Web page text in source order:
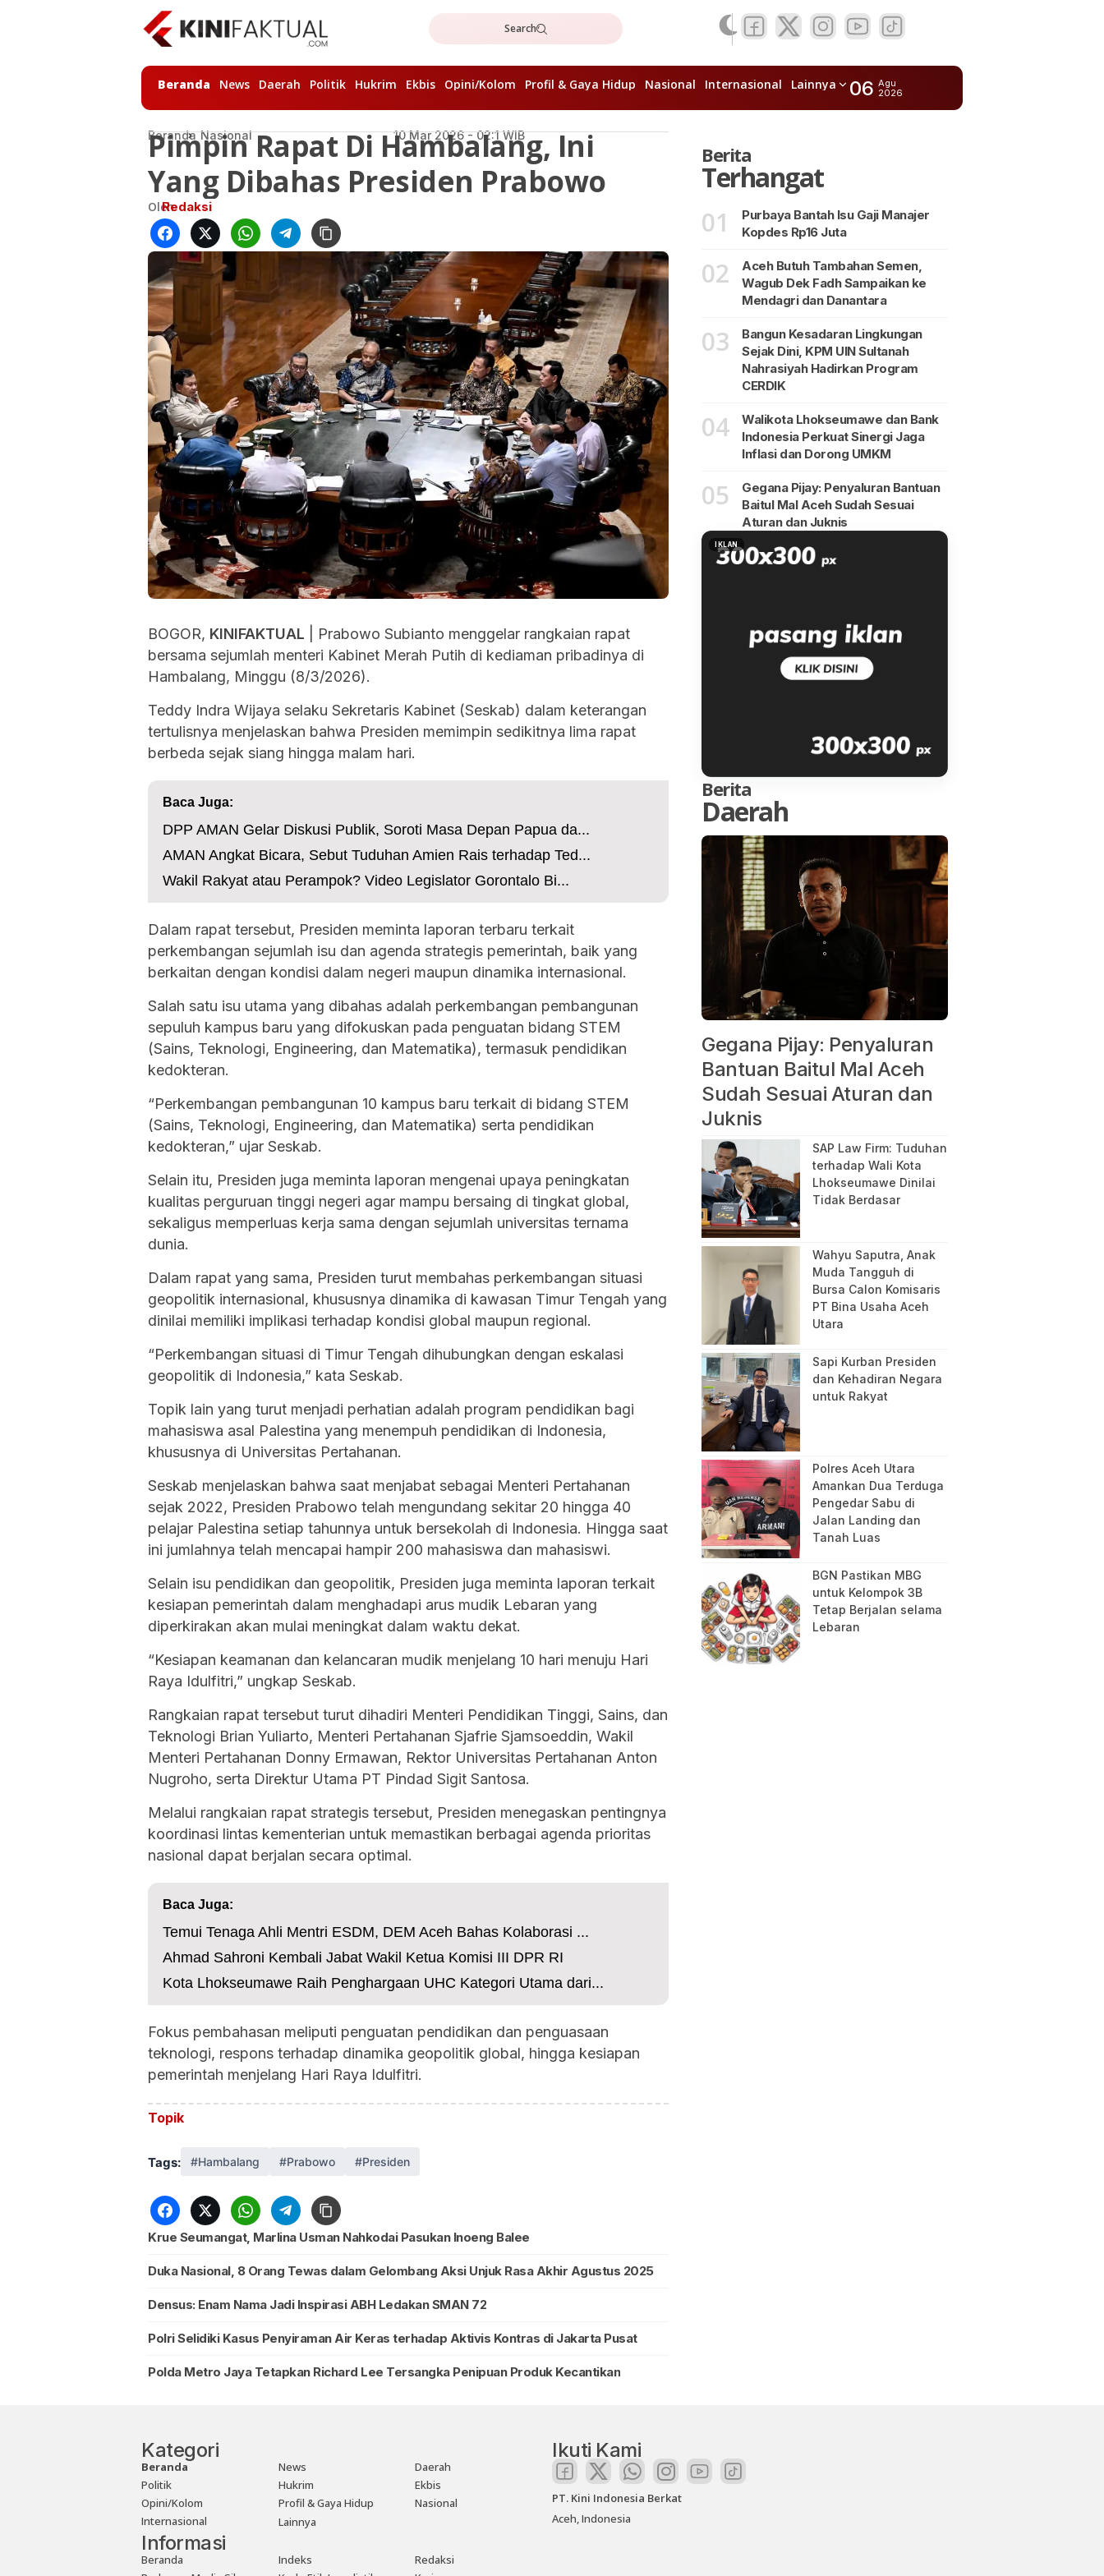
Search
Beranda News Daerah Politik Hukrim Ekbis Opini/Kolom Profil & Gaya Hidup Nasional Internasional Lainnya 06 Agu
2026
Beranda Nasional 10 Mar 2026 - 02:1 WIB
Pimpin Rapat Di Hambalang, Ini
Yang Dibahas Presiden Prabowo
OlehRedaksi
BOGOR, KINIFAKTUAL | Prabowo Subianto menggelar rangkaian rapat
bersama sejumlah menteri Kabinet Merah Putih di kediaman pribadinya di
Hambalang, Minggu (8/3/2026).
Teddy Indra Wijaya selaku Sekretaris Kabinet (Seskab) dalam keterangan
tertulisnya menjelaskan bahwa Presiden memimpin sedikitnya lima rapat
berbeda sejak siang hingga malam hari.
Baca Juga:
DPP AMAN Gelar Diskusi Publik, Soroti Masa Depan Papua da...
AMAN Angkat Bicara, Sebut Tuduhan Amien Rais terhadap Ted...
Wakil Rakyat atau Perampok? Video Legislator Gorontalo Bi...
Dalam rapat tersebut, Presiden meminta laporan terbaru terkait
perkembangan sejumlah isu dan agenda strategis pemerintah, baik yang
berkaitan dengan kondisi dalam negeri maupun dinamika internasional.
Salah satu isu utama yang dibahas adalah perkembangan pembangunan
sepuluh kampus baru yang difokuskan pada penguatan bidang STEM
(Sains, Teknologi, Engineering, dan Matematika), termasuk pendidikan
kedokteran.
“Perkembangan pembangunan 10 kampus baru terkait di bidang STEM
(Sains, Teknologi, Engineering, dan Matematika) serta pendidikan
kedokteran,” ujar Seskab.
Selain itu, Presiden juga meminta laporan mengenai upaya peningkatan
kualitas perguruan tinggi negeri agar mampu bersaing di tingkat global,
sekaligus memperluas kerja sama dengan sejumlah universitas ternama
dunia.
Dalam rapat yang sama, Presiden turut membahas perkembangan situasi
geopolitik internasional, khususnya dinamika di kawasan Timur Tengah yang
dinilai memiliki implikasi terhadap kondisi global maupun regional.
“Perkembangan situasi di Timur Tengah dihubungkan dengan eskalasi
geopolitik di Indonesia,” kata Seskab.
Topik lain yang turut menjadi perhatian adalah program pendidikan bagi
mahasiswa asal Palestina yang menempuh pendidikan di Indonesia,
khususnya di Universitas Pertahanan.
Seskab menjelaskan bahwa saat menjabat sebagai Menteri Pertahanan
sejak 2022, Presiden Prabowo telah mengundang sekitar 20 hingga 40
pelajar Palestina setiap tahunnya untuk bersekolah di Indonesia. Hingga saat
ini jumlahnya telah mencapai hampir 200 mahasiswa dan mahasiswi.
Selain isu pendidikan dan geopolitik, Presiden juga meminta laporan terkait
kesiapan pemerintah dalam menghadapi arus mudik Lebaran yang
diperkirakan akan mulai meningkat dalam waktu dekat.
“Kesiapan keamanan dan kelancaran mudik menjelang 10 hari menuju Hari
Raya Idulfitri,” ungkap Seskab.
Rangkaian rapat tersebut turut dihadiri Menteri Pendidikan Tinggi, Sains, dan
Teknologi Brian Yuliarto, Menteri Pertahanan Sjafrie Sjamsoeddin, Wakil
Menteri Pertahanan Donny Ermawan, Rektor Universitas Pertahanan Anton
Nugroho, serta Direktur Utama PT Pindad Sigit Santosa.
Melalui rangkaian rapat strategis tersebut, Presiden menegaskan pentingnya
koordinasi lintas kementerian untuk memastikan berbagai agenda prioritas
nasional dapat berjalan secara optimal.
Baca Juga:
Temui Tenaga Ahli Mentri ESDM, DEM Aceh Bahas Kolaborasi ...
Ahmad Sahroni Kembali Jabat Wakil Ketua Komisi III DPR RI
Kota Lhokseumawe Raih Penghargaan UHC Kategori Utama dari...
Fokus pembahasan meliputi penguatan pendidikan dan penguasaan
teknologi, respons terhadap dinamika geopolitik global, hingga kesiapan
pemerintah menjelang Hari Raya Idulfitri.
Topik
Tags: #Hambalang #Prabowo #Presiden
Krue Seumangat, Marlina Usman Nahkodai Pasukan Inoeng Balee
Duka Nasional, 8 Orang Tewas dalam Gelombang Aksi Unjuk Rasa Akhir Agustus 2025
Densus: Enam Nama Jadi Inspirasi ABH Ledakan SMAN 72
Polri Selidiki Kasus Penyiraman Air Keras terhadap Aktivis Kontras di Jakarta Pusat
Polda Metro Jaya Tetapkan Richard Lee Tersangka Penipuan Produk Kecantikan
Berita
Terhangat
01
Purbaya Bantah Isu Gaji Manajer
Kopdes Rp16 Juta
02
Aceh Butuh Tambahan Semen,
Wagub Dek Fadh Sampaikan ke
Mendagri dan Danantara
03
Bangun Kesadaran Lingkungan
Sejak Dini, KPM UIN Sultanah
Nahrasiyah Hadirkan Program
CERDIK
04
Walikota Lhokseumawe dan Bank
Indonesia Perkuat Sinergi Jaga
Inflasi dan Dorong UMKM
05
Gegana Pijay: Penyaluran Bantuan
Baitul Mal Aceh Sudah Sesuai
Aturan dan Juknis
IKLAN
Berita
Daerah
Gegana Pijay: Penyaluran
Bantuan Baitul Mal Aceh
Sudah Sesuai Aturan dan
Juknis
SAP Law Firm: Tuduhan
terhadap Wali Kota
Lhokseumawe Dinilai
Tidak Berdasar
Wahyu Saputra, Anak
Muda Tangguh di
Bursa Calon Komisaris
PT Bina Usaha Aceh
Utara
Sapi Kurban Presiden
dan Kehadiran Negara
untuk Rakyat
Polres Aceh Utara
Amankan Dua Terduga
Pengedar Sabu di
Jalan Landing dan
Tanah Luas
BGN Pastikan MBG
untuk Kelompok 3B
Tetap Berjalan selama
Lebaran
Kategori
Beranda News
Daerah
Politik
Hukrim
Ekbis
Opini/Kolom
Profil & Gaya Hidup
Nasional
Internasional
Lainnya
Informasi
Beranda Indeks
Redaksi
Ikuti Kami
PT. Kini Indonesia Berkat
Aceh, Indonesia